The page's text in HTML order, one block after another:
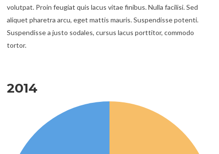
volutpat. Proin feugiat quis lacus vitae finibus. Nulla facilisi. Sed
aliquet pharetra arcu, eget mattis mauris. Suspendisse potenti.
Suspendisse a justo sodales, cursus lacus porttitor, commodo
tortor.
2014